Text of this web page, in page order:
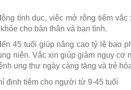
tình dục, việc mở rộng tiêm
cho bản thân và bạn tình.
45 tuổi giúp nâng cao tỷ lệ bao
niên. Vắc xin giúp giảm nguy cơ
ung thư ngày càng tăng và trẻ